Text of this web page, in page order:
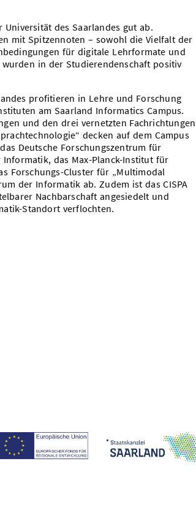
des Saarlandes gut ab.
mit Spitzennoten – sowohl die Vielfalt der
für digitale Lehrformate und
in der Studierendenschaft positiv
profitieren in Lehre und Forschung
am Saarland Informatics Campus.
und den drei vernetzten Fachrichtungen
decken auf dem Campus
Deutsche Forschungszentrum für
das Max-Planck-Institut für
Forschungs-Cluster für „Multimodal
der Informatik ab. Zudem ist das CISPA
Nachbarschaft angesiedelt und
Standort verflochten.